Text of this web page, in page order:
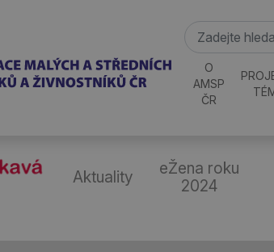
O
AMSP
ČR
Aktuality
eŽena roku
2024